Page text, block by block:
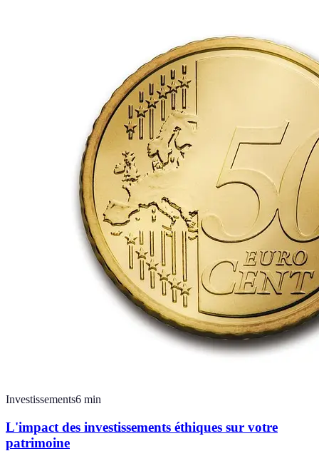
Investissements6 min
L'impact des investissements éthiques sur votre
patrimoine